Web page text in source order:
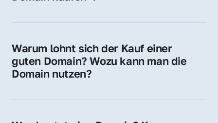
Sie erhalten alle Rechte zur Nutzung,
Domain.
Warum lohnt sich der Kauf einer
guten Domain? Wozu kann man die
Domain nutzen?
Vertrauen und Markenwert. Nutzen Sie sie